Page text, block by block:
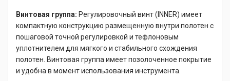
Винтовая группа: Регулировочный винт (INNER) имеет
компактную конструкцию размещенную внутри полотен с
пошаговой точной регулировкой и тефлоновым
уплотнителем для мягкого и стабильного схождения
полотен. Винтовая группа имеет позолоченное покрытие
и удобна в момент использования инструмента.